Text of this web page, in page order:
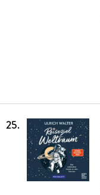
25.